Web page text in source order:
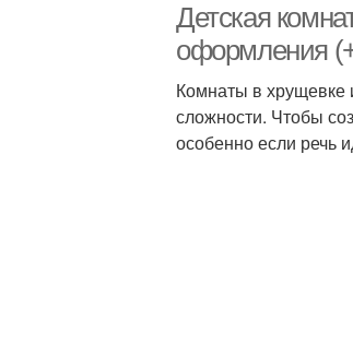
Детская
оформления
Комнаты в хрущевке
сложности. Чтобы
особенно если речь